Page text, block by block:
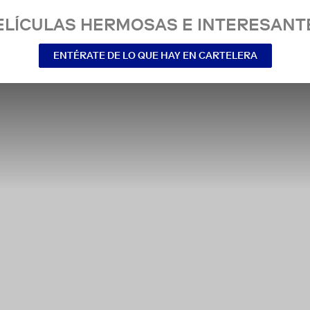
HERMOSAS E
ENTÉRATE DE LO QUE HAY EN CARTELERA